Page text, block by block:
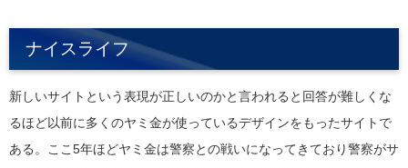
ナイスライフ
新しいサイトという表現が正しいのかと言われると回答が難しくな
るほど以前に多くのヤミ金が使っているデザインをもったサイトで
ある。ここ5年ほどヤミ金は警察との戦いになってきており警察がサ